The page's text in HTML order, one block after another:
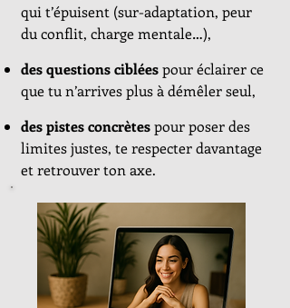
qui t’épuisent (sur-adaptation, peur
du conflit, charge mentale…),
des questions cibléespour éclairer ce
que tu n’arrives plus à démêler seul,
des pistes concrètespour poser des
limites justes, te respecter davantage
et retrouver ton axe.